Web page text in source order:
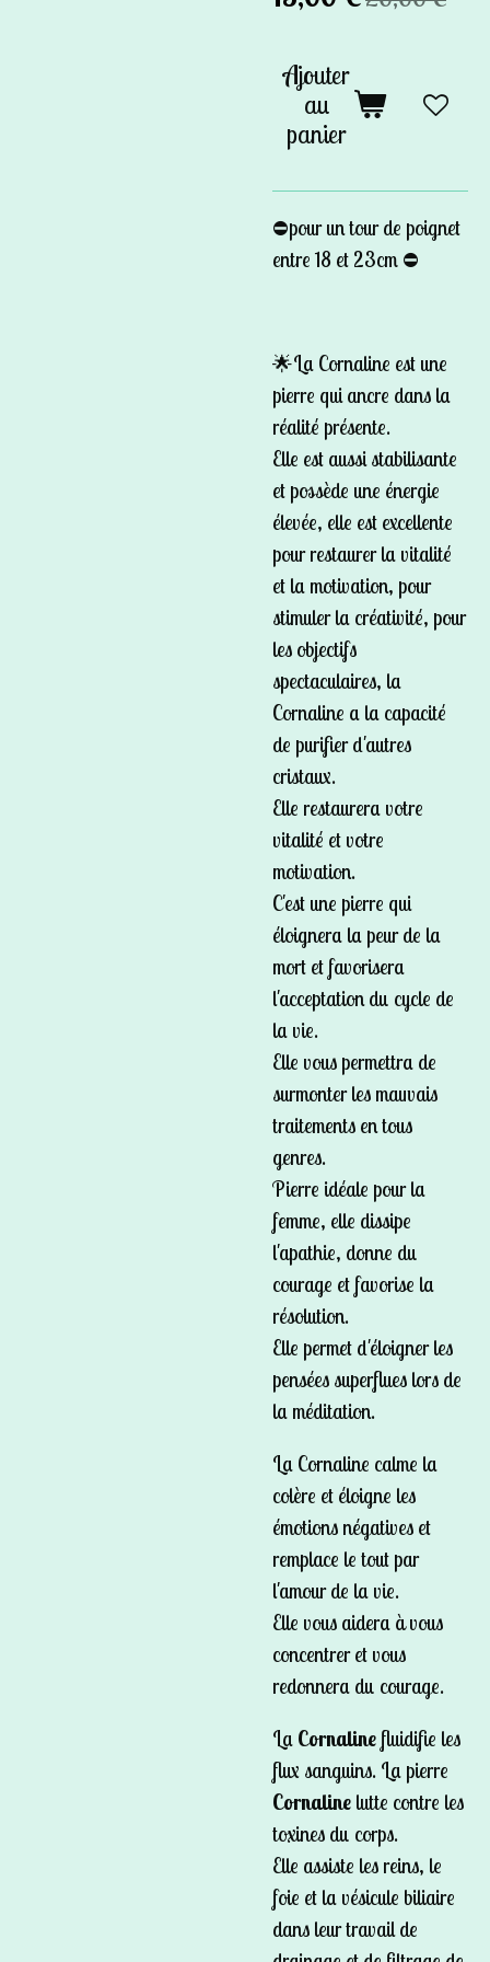
Ajouter
au
panier
⛔️pour un tour de poignet
entre 18 et 23cm ⛔️
🌟La Cornaline est une
pierre qui ancre dans la
réalité présente.
Elle est aussi stabilisante
et possède une énergie
élevée, elle est excellente
pour restaurer la vitalité
et la motivation, pour
stimuler la créativité, pour
les objectifs
spectaculaires, la
Cornaline a la capacité
de purifier d'autres
cristaux.
Elle restaurera votre
vitalité et votre
motivation.
C'est une pierre qui
éloignera la peur de la
mort et favorisera
l'acceptation du cycle de
la vie.
Elle vous permettra de
surmonter les mauvais
traitements en tous
genres.
Pierre idéale pour la
femme, elle dissipe
l'apathie, donne du
courage et favorise la
résolution.
Elle permet d'éloigner les
pensées superflues lors de
la méditation.
La Cornaline calme la
colère et éloigne les
émotions négatives et
remplace le tout par
l'amour de la vie.
Elle vous aidera à vous
concentrer et vous
redonnera du courage.
La Cornaline fluidifie les
flux sanguins. La pierre
Cornaline lutte contre les
toxines du corps.
Elle assiste les reins, le
foie et la vésicule biliaire
dans leur travail de